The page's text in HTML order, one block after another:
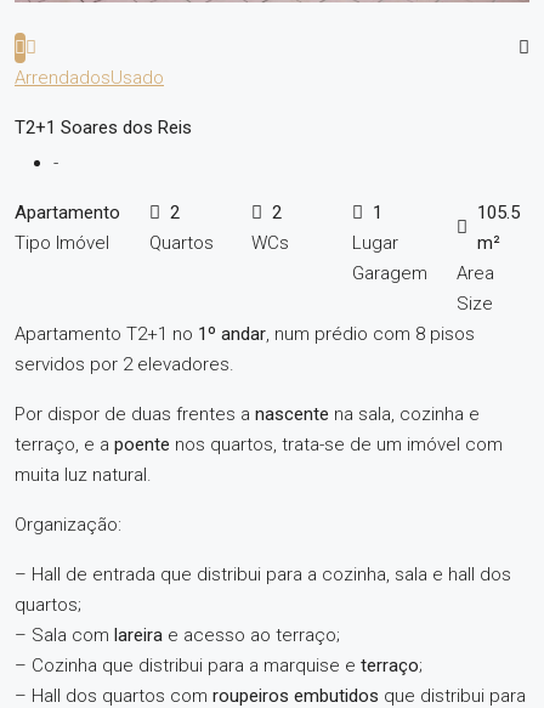
ArrendadosUsado
T2+1 Soares dos Reis
-
Apartamento
Tipo Imóvel
2
Quartos
2
WCs
1
Lugar
Garagem
105.5
m²
Area
Size
Apartamento T2+1 no 1º andar, num prédio com 8 pisos
servidos por 2 elevadores.
Por dispor de duas frentes a nascente na sala, cozinha e
terraço, e a poente nos quartos, trata-se de um imóvel com
muita luz natural.
Organização:
– Hall de entrada que distribui para a cozinha, sala e hall dos
quartos;
– Sala com lareira e acesso ao terraço;
– Cozinha que distribui para a marquise e terraço;
– Hall dos quartos com roupeiros embutidos que distribui para